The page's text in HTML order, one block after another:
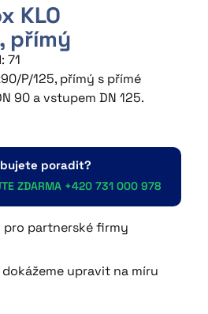
hadice
KLO
přímý
71
P/125, přímý s přímé
90 a vstupem DN 125.
poradit?
ZDARMA +420 731 000 978
partnerské firmy
upravit na míru